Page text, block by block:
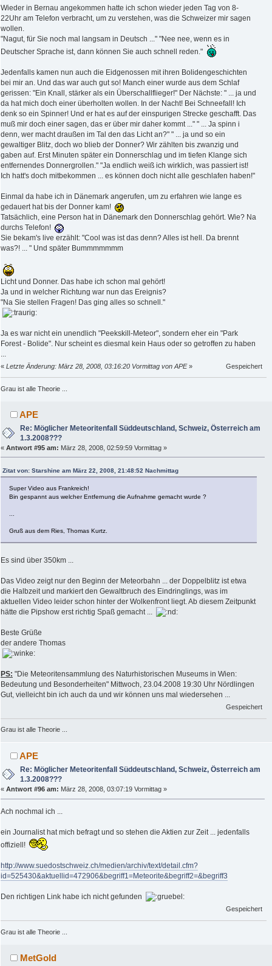
Wieder in Bernau angekommen hatte ich schon wieder jeden Tag von 8-
22Uhr am Telefon verbracht, um zu verstehen, was die Schweizer mir sagen
wollen.
"Nagut, für Sie noch mal langsam in Deutsch ..." "Nee nee, wenn es in
Deutscher Sprache ist, dann können Sie auch schnell reden."
Jedenfalls kamen nun auch die Eidgenossen mit ihren Bolidengeschichten
bei mir an. Und das war auch gut so! Manch einer wurde aus dem Schlaf
gerissen: "Ein Knall, stärker als ein Überschallflieger!" Der Nächste: " ... ja und
da hat mich doch einer überholten wollen. In der Nacht! Bei Schneefall! Ich
denk so ein Spinner! Und er hat es auf der einspurigen Strecke geschafft. Das
muß mir doch einer sagen, das er über mir daher kommt ..." " ... Ja spinn i
denn, wer macht draußen im Tal den das Licht an?" " ... ja und so ein
gewaltiger Blitz, doch wo blieb der Donner? Wir zählten bis zwanzig und
gaben auf. Erst Minuten später ein Donnerschlag und im tiefen Klange sich
entfernendes Donnergrollen." "Ja endlich weiß ich wirklich, was passiert ist!
Ich hatt's doch mitbekommen ... es können doch nicht alle geschlafen haben!"
Einmal da habe ich in Dänemark angerufen, um zu erfahren wie lange es
gedauert hat bis der Donner kam!
Tatsächlich, eine Person hat in Dänemark den Donnerschlag gehört. Wie? Na
durchs Telefon!
Sie bekam's live erzählt: "Cool was ist das denn? Alles ist hell. Da brennt
was?! ... " Und später Bummmmmmm
Licht und Donner. Das habe ich schon mal gehört!
Ja und in welcher Richtung war nun das Ereignis?
"Na Sie stellen Fragen! Das ging alles so schnell."
Ja es war nicht ein unendlich "Peekskill-Meteor", sondern eher ein "Park
Forest - Bolide". Nur scheint es diesmal kein Haus oder so getroffen zu haben
« Letzte Änderung: März 28, 2008, 03:16:20 Vormittag von APE» Gespeichert
Grau ist alle Theorie ...
APE
Re: Möglicher Meteoritenfall Süddeutschland, Schweiz, Österreich am
1.3.2008???
« Antwort #95 am: März 28, 2008, 02:59:59 Vormittag »
Zitat von: Starshine am März 22, 2008, 21:48:52 Nachmittag
Super Video aus Frankreich!
Bin gespannt aus welcher Entfernung die Aufnahme gemacht wurde ?
Gruß aus dem Ries, Thomas Kurtz.
Es sind über 350km ...
Das Video zeigt nur den Beginn der Meteorbahn ... der Doppelblitz ist etwa
die Halbzeit und markiert den Gewaltbruch des Eindringlings, was im
aktuellen Video leider schon hinter der Wolkenfront liegt. Ab diesem Zeitpunkt
hätte die Pipshow erst richtig Spaß gemacht ...
Beste Grüße
der andere Thomas
PS: "Die Meteoritensammlung des Naturhistorischen Museums in Wien:
Bedeutung und Besonderheiten" Mittwoch, 23.04.2008 19:30 Uhr Nördlingen
Gut, vielleicht bin ich auch da und wir können uns mal wiedersehen ...
Gespeichert
Grau ist alle Theorie ...
APE
Re: Möglicher Meteoritenfall Süddeutschland, Schweiz, Österreich am
1.3.2008???
« Antwort #96 am: März 28, 2008, 03:07:19 Vormittag »
Ach nochmal ich ...
ein Journalist hat mich befragt und so stehen die Aktien zur Zeit ... jedenfalls
offiziell!
http://www.suedostschweiz.ch/medien/archiv/text/detail.cfm?
id=525430&aktuellid=472906&begriff1=Meteorite&begriff2=&begriff3
Den richtigen Link habe ich nicht gefunden
Gespeichert
Grau ist alle Theorie ...
MetGold